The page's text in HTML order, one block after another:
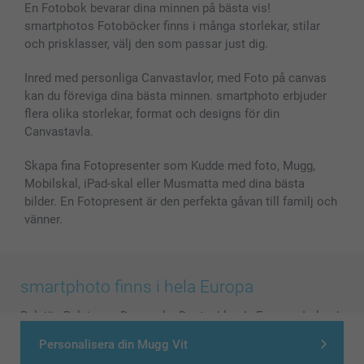
Personalisera din Mugg Vit
Skal till Mobil & Surfplatta
MyNameBook
Fotoramar & Tillbehör
Presentkort
Alla fotoprodukter
Sitemap
Villkor och garantier
smartbonus
Priser & betalning
En Fotobok bevarar dina minnen på bästa vis!
smartphotos Fotoböcker finns i många storlekar, stilar
och prisklasser, välj den som passar just dig.
Inred med personliga Canvastavlor, med Foto på canvas
kan du föreviga dina bästa minnen. smartphoto erbjuder
flera olika storlekar, format och designs för din
Canvastavla.
Skapa fina Fotopresenter som Kudde med foto, Mugg,
Mobilskal, iPad-skal eller Musmatta med dina bästa
bilder. En Fotopresent är den perfekta gåvan till familj och
vänner.
smartphoto finns i hela Europa
België Belgique Danmark Deutschland France
Ireland
Nederland - Norge Österreich